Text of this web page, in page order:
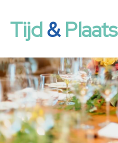
Tijd&Plaats